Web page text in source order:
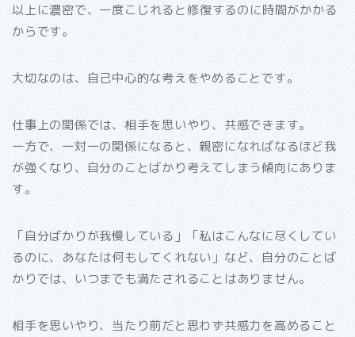
以上に濃密で、 一度こじれると修復するのに時間がかかる
からです。
大切なのは、自己中心的な考えをやめることです。
仕事上の関係では、相手を思いやり、共感できます。
一方で、一対一の関係になると、親密になればなるほど我
が強くなり、自分のことばかり考えてしまう傾向にありま
す。
「自分ばかりが我慢している」「私はこんなに尽くしてい
るのに、あなたは何もしてくれない」など、自分のことば
かりでは、いつまでも満たされることはありません。
相手を思いやり、当たり前だと思わず共感力を高めること